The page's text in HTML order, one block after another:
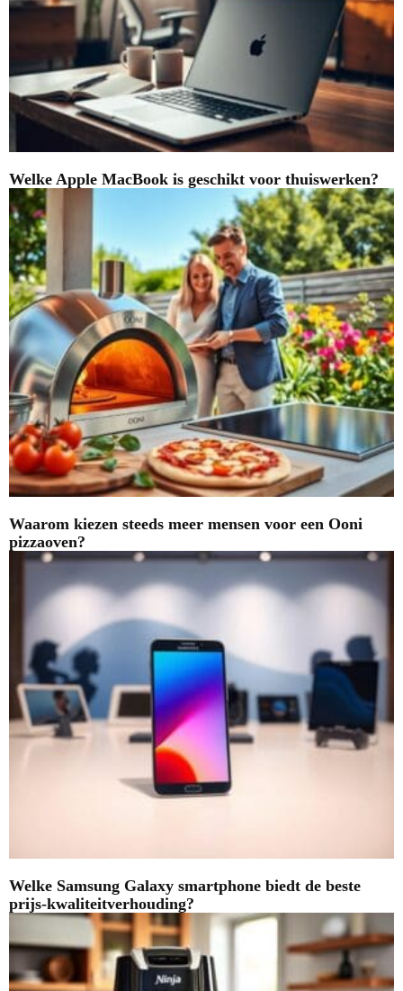
Welke Apple MacBook is geschikt voor thuiswerken?
Waarom kiezen steeds meer mensen voor een Ooni
pizzaoven?
Welke Samsung Galaxy smartphone biedt de beste
prijs-kwaliteitverhouding?